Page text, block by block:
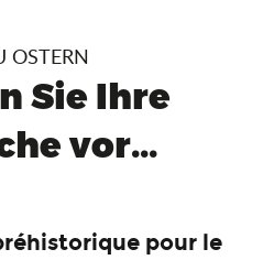
OSTERN
Sie Ihre
vor...
pour le